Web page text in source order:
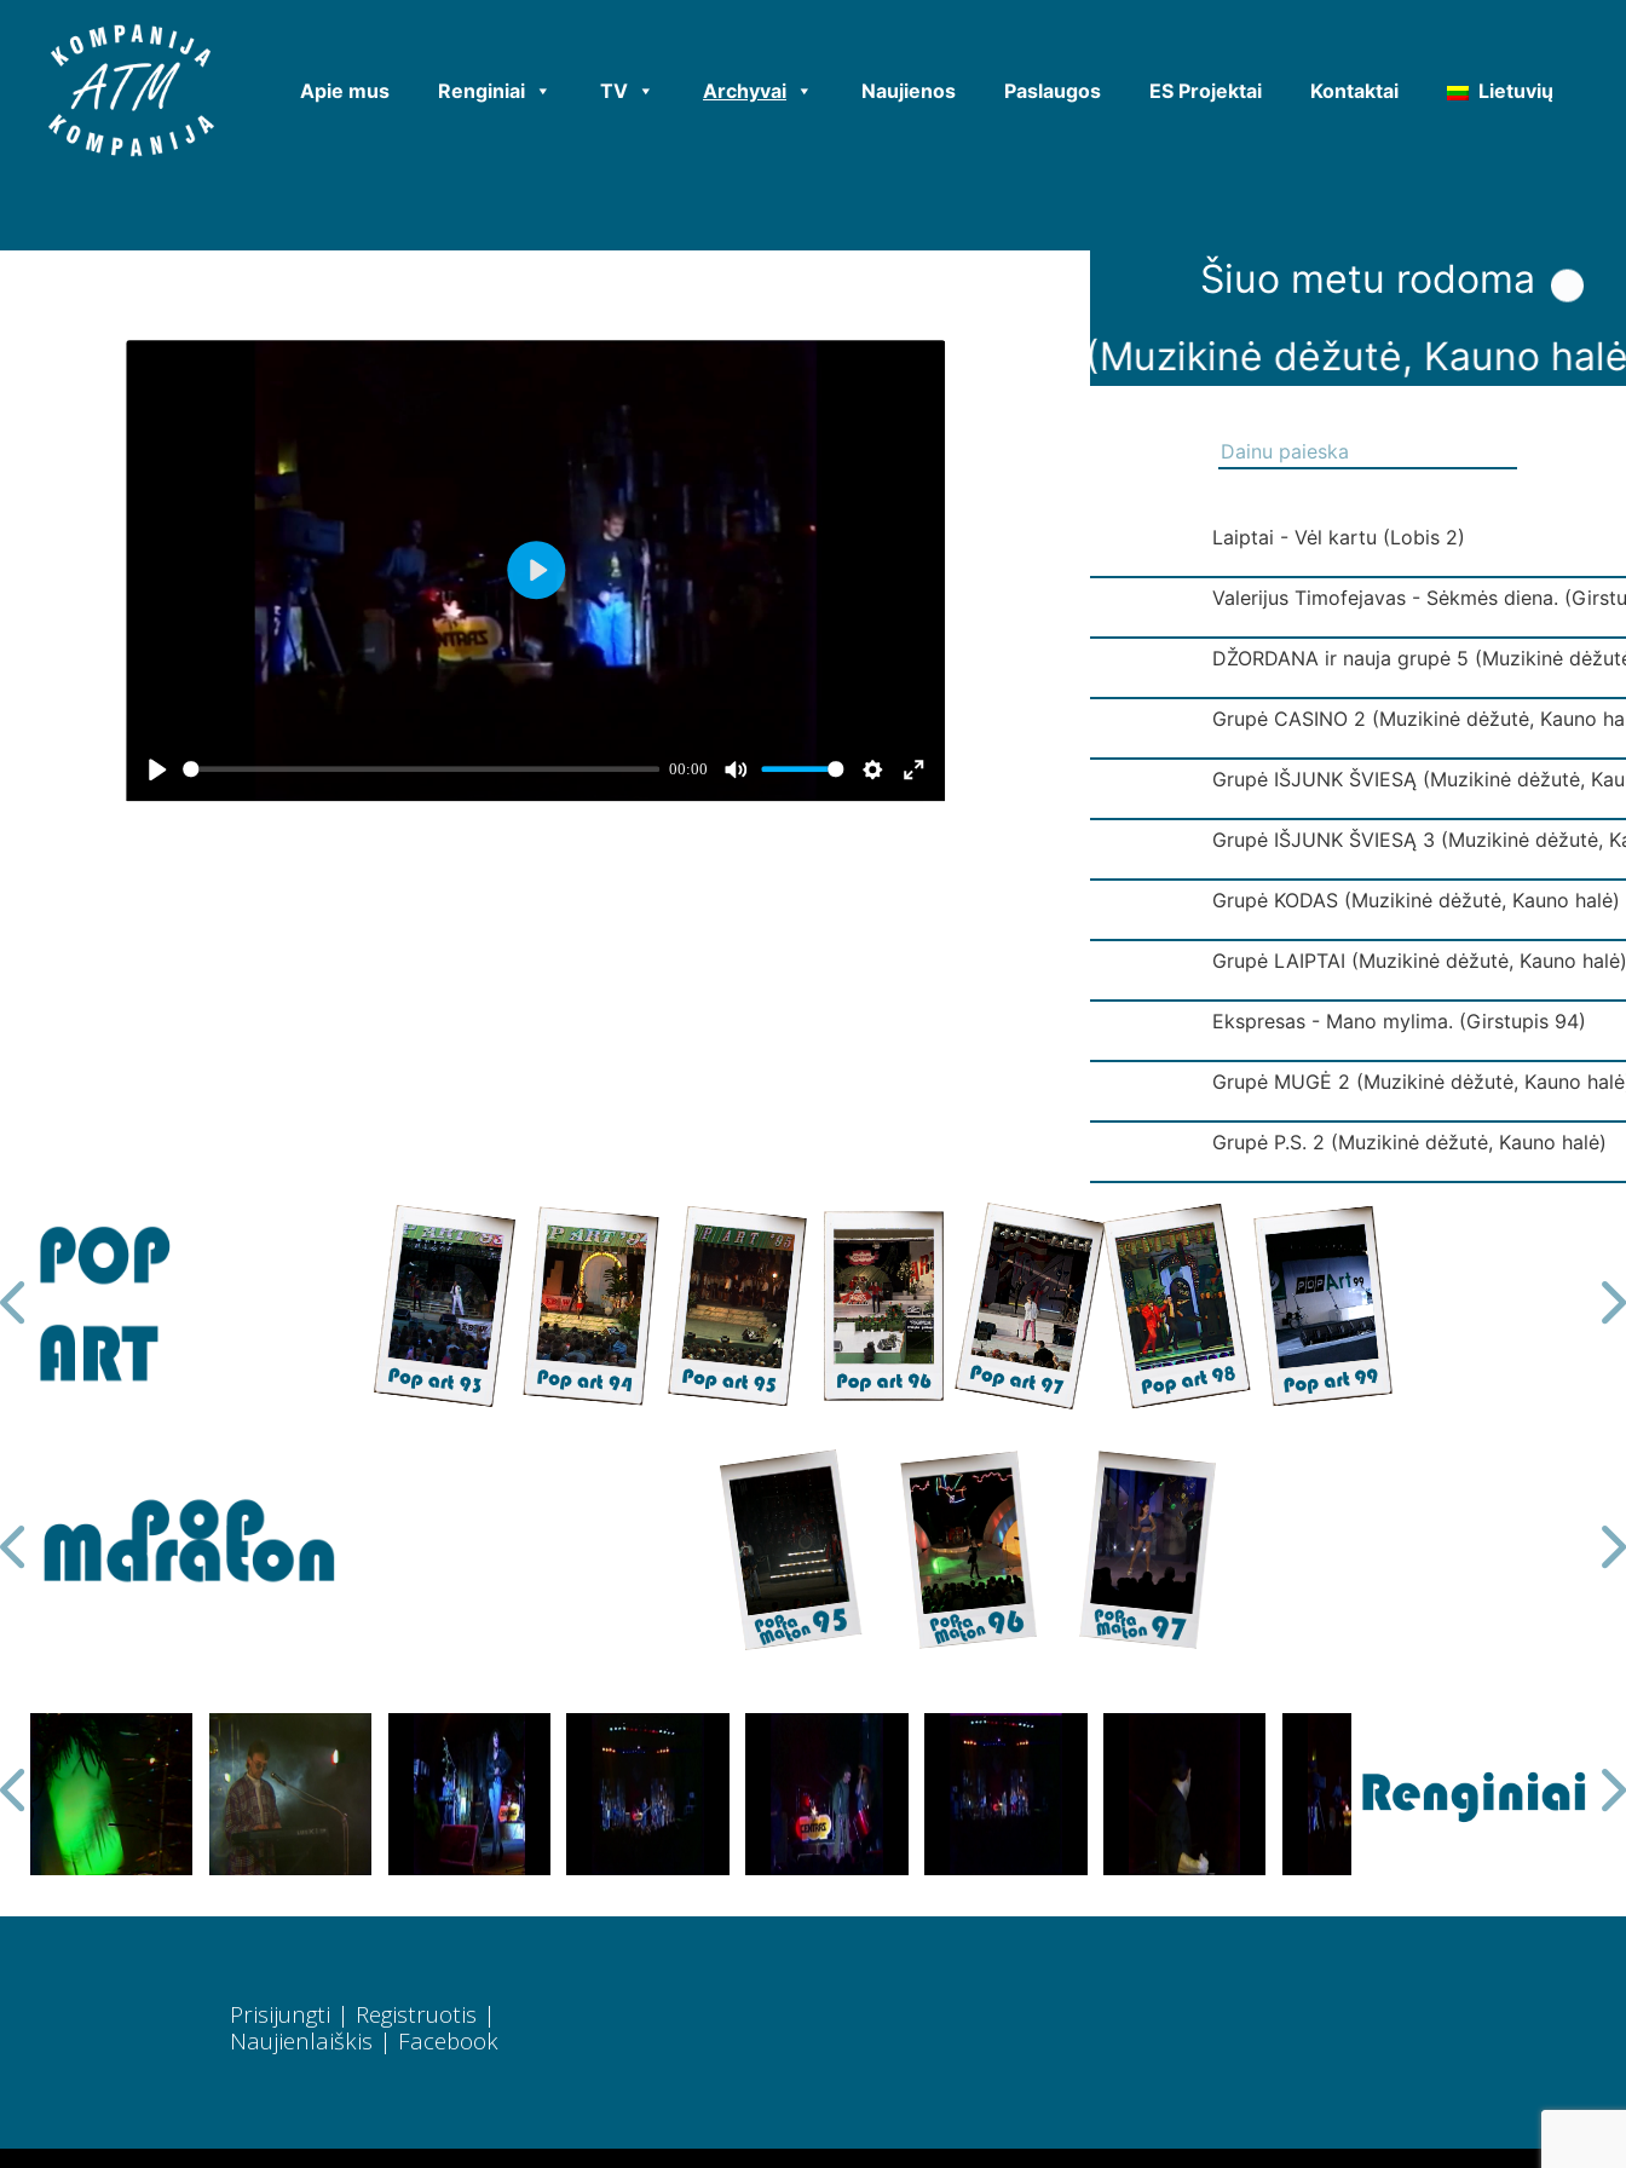
Apie mus Renginiai TV Archyvai Naujienos Paslaugos ES Projektai Kontaktai Lietuvių
Šiuo metu rodoma
Grupė LAIPTAI (Muzikinė dėžutė, Kauno halė)
Laiptai - Vėl kartu (Lobis 2)
Valerijus Timofejavas - Sėkmės diena.
DŽORDANA ir nauja grupė 5 (Muzikinė
Grupė CASINO 2 (Muzikinė dėžutė, Kauno
Grupė IŠJUNK ŠVIESĄ (Muzikinė dėžutė,
Grupė IŠJUNK ŠVIESĄ 3 (Muzikinė dėžutė,
Grupė KODAS (Muzikinė dėžutė, Kauno halė)
Grupė LAIPTAI (Muzikinė dėžutė, Kauno halė)
Ekspresas - Mano mylima. (Girstupis 94)
Grupė MUGĖ 2 (Muzikinė dėžutė, Kauno
Grupė P.S. 2 (Muzikinė dėžutė, Kauno halė)
Grupė SIGNALAS 2 (Muzikinė dėžutė, Kauno
Grupė VIDURNAKTIS 2 Muzikinė dėžutė,
vEDĖJAS 010 ( Muzikinė dėžutė, Kauno halė)
Rondo - Ieškosiu tavęs. (Girstupis 94)
VEDĖJAS 012 (Muzikinė dėžutė, Kauno
Vedėjas 07 ( Muzikinė dėžutė, Kauno halė)
vEDĖJAS 08 ( Muzikinė dėžutė, Kauno halė)
VEDĖJAS 09 ( Muzikinė dėžutė, Kauno halė)
Dinamika - Tu palinkėk man gero vėjo.
Prisijungti | Registruotis |
Naujienlaiškis | Facebook